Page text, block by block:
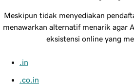
Meskipun tidak menyediakan
menawarkan alternatif menarik agar
eksistensi online yang
.in
.co.in